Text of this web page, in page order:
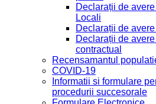
Declarații de
Locali
Declarații de
Declarații de
contractual
Recensamantul
COVID-19
Informatii si formulare
procedurii succesorale